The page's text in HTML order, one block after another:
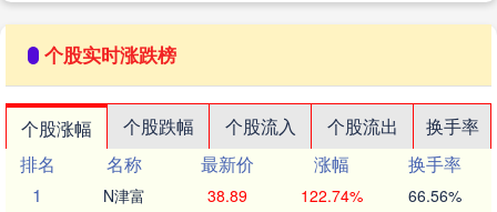
个股实时涨跌榜
个股涨幅 个股跌幅 个股流入 个股流出
换手率
排名
名称 最新价 涨幅
换手率
1
N津富 38.89 122.74% 66.56%